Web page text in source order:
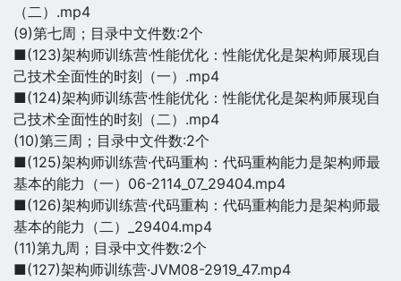
（二）.mp4
(9)第七周；目录中文件数:2个
■(123)架构师训练营·性能优化：性能优化是架构师展现自
己技术全面性的时刻（一）.mp4
■(124)架构师训练营·性能优化：性能优化是架构师展现自
己技术全面性的时刻（二）.mp4
(10)第三周；目录中文件数:2个
■(125)架构师训练营·代码重构：代码重构能力是架构师最
基本的能力（一）06-2114_07_29404.mp4
■(126)架构师训练营·代码重构：代码重构能力是架构师最
基本的能力（二）_29404.mp4
(11)第九周；目录中文件数:2个
■(127)架构师训练营·JVM08-2919_47.mp4